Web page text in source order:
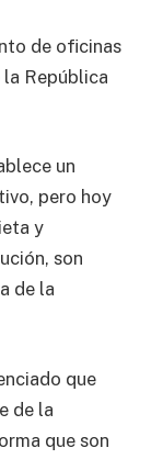
de oficinas
República
un
pero hoy
y
son
de la
que
de la
que son